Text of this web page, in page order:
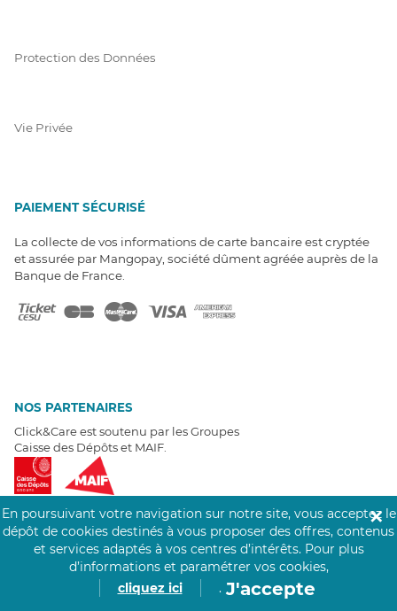
Protection des Données
Vie Privée
PAIEMENT SÉCURISÉ
La collecte de vos informations de carte bancaire est cryptée
et assurée par Mangopay, société dûment agréée auprès de la
Banque de France.
NOS PARTENAIRES
Click&Care est soutenu par les Groupes
Caisse des Dépôts et MAIF.
EXPERTS À VOTRE ÉCOUTE
Un besoin de recrutement ? Click&Care vous accompagne par
En poursuivant votre navigation sur notre site, vous acceptez le
dépôt de cookies destinés à vous proposer des offres, contenus
et services adaptés à vos centres d’intérêts. Pour plus
d’informations et paramétrer vos cookies,
cliquez ici
. J'accepte
✕